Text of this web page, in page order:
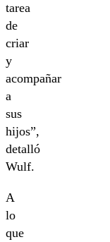
tarea
de
criar
y
acompañar
a
sus
hijos”,
detalló
Wulf.
A
lo
que